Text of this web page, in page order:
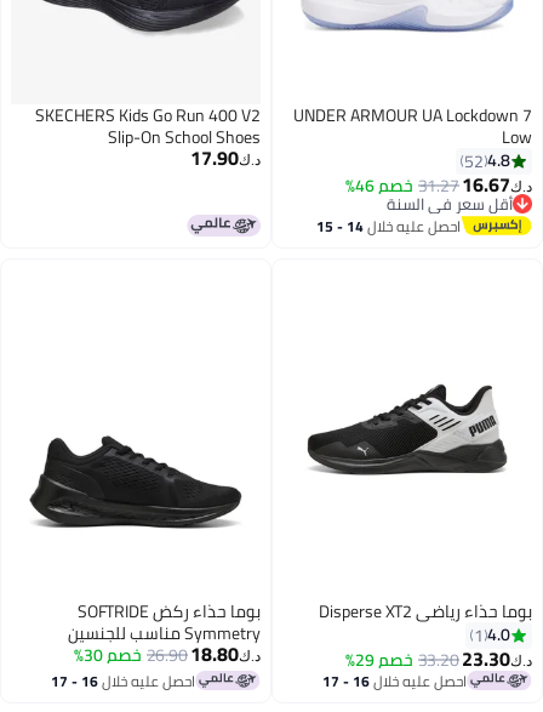
UNDER ARMOUR UA Lockdown 7
Low
4.8
52
د.ك‏16.67
31.27خصم 46%
أقل سعر في السنة
أقل سعر في السنة
احصل عليه خلال 14 - 15
SKECHERS Kids Go Run 400 V2
Slip-On School Shoes
د.ك‏17.90
بوما حذاء رياضي Disperse XT2
4.0
1
د.ك‏23.30
33.20خصم 29%
احصل عليه خلال 16 - 17
بوما حذاء ركض SOFTRIDE
Symmetry مناسب للجنسين
د.ك‏18.80
26.90خصم 30%
احصل عليه خلال 16 - 17